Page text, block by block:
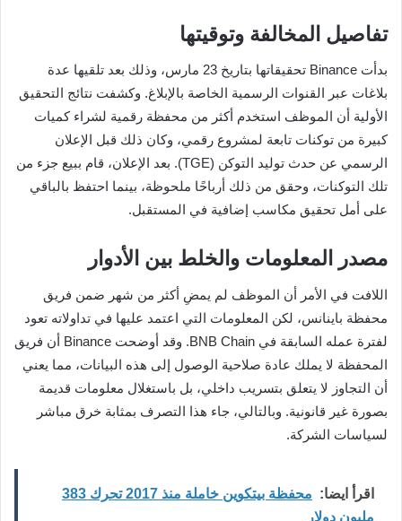
تفاصيل المخالفة وتوقيتها
بدأت Binance تحقيقاتها بتاريخ 23 مارس، وذلك بعد تلقيها عدة
بلاغات عبر القنوات الرسمية الخاصة بالإبلاغ. وكشفت نتائج التحقيق
الأولية أن الموظف استخدم أكثر من محفظة رقمية لشراء كميات
كبيرة من توكنات تابعة لمشروع رقمي، وكان ذلك قبل الإعلان
الرسمي عن حدث توليد التوكن (TGE). بعد الإعلان، قام ببيع جزء من
تلك التوكنات، وحقق من ذلك أرباحًا ملحوظة، بينما احتفظ بالباقي
على أمل تحقيق مكاسب إضافية في المستقبل.
مصدر المعلومات والخلط بين الأدوار
اللافت في الأمر أن الموظف لم يمضِ أكثر من شهر ضمن فريق
محفظة باينانس، لكن المعلومات التي اعتمد عليها في تداولاته تعود
لفترة عمله السابقة في BNB Chain. وقد أوضحت Binance أن فريق
المحفظة لا يملك عادة صلاحية الوصول إلى هذه البيانات، مما يعني
أن التجاوز لا يتعلق بتسريب داخلي، بل باستغلال معلومات قديمة
بصورة غير قانونية. وبالتالي، جاء هذا التصرف بمثابة خرق مباشر
لسياسات الشركة.
اقرأ ايضا:
محفظة بيتكوين خاملة منذ 2017 تحرك 383
مليون دولار